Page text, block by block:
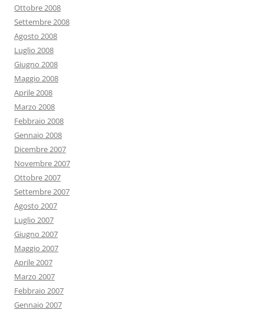
Ottobre 2008
Settembre 2008
Agosto 2008
Luglio 2008
Giugno 2008
Maggio 2008
Aprile 2008
Marzo 2008
Febbraio 2008
Gennaio 2008
Dicembre 2007
Novembre 2007
Ottobre 2007
Settembre 2007
Agosto 2007
Luglio 2007
Giugno 2007
Maggio 2007
Aprile 2007
Marzo 2007
Febbraio 2007
Gennaio 2007